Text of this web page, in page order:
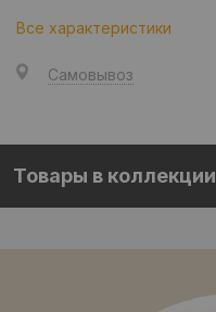
Все характеристики
Самовывоз
Товары в коллекции